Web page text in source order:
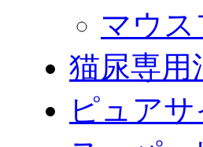
マウス
猫尿専用
ピュア